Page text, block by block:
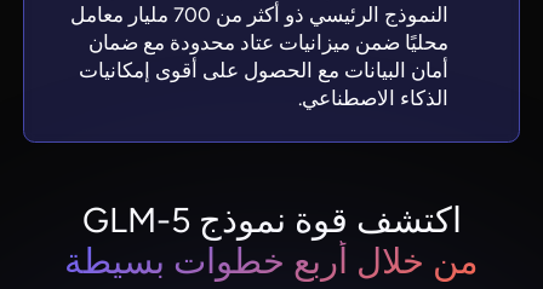
النموذج الرئيسي ذو أكثر من 700 مليار معامل
محليًا ضمن ميزانيات عتاد محدودة مع ضمان
أمان البيانات مع الحصول على أقوى إمكانيات
الذكاء الاصطناعي.
اكتشف قوة نموذج GLM-5
من خلال أربع خطوات بسيطة